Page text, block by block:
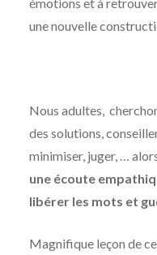
une nouvelle
Nous adultes,
des solutions,
minimiser, juger, …
une écoute
libérer les mots et
Magnifique leçon de